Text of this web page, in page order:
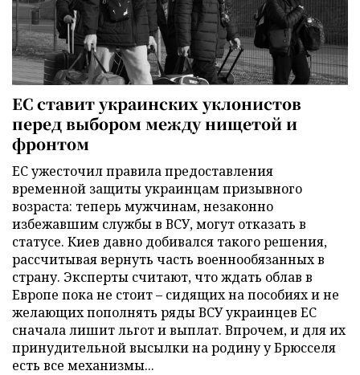
ЕС ставит украинских уклонистов
перед выбором между нищетой и
фронтом
ЕС ужесточил правила предоставления
временной защиты украинцам призывного
возраста: теперь мужчинам, незаконно
избежавшим службы в ВСУ, могут отказать в
статусе. Киев давно добивался такого решения,
рассчитывая вернуть часть военнообязанных в
страну. Эксперты считают, что ждать облав в
Европе пока не стоит – сидящих на пособиях и не
желающих пополнять ряды ВСУ украинцев ЕС
сначала лишит льгот и выплат. Впрочем, и для их
принудительной высылки на родину у Брюсселя
есть все механизмы...